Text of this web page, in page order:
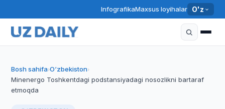
InfografikaMaxsus loyihalar O'z
Bosh sahifa›O‘zbekiston›
Minenergo Toshkentdagi podstansiyadagi nosozlikni bartaraf
etmoqda